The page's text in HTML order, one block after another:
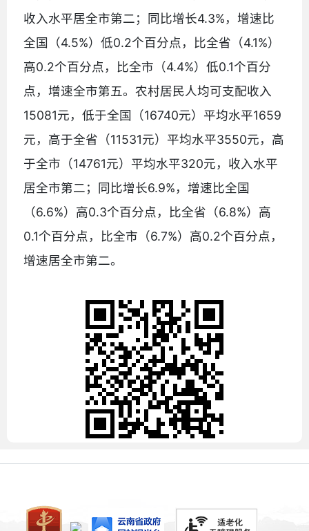
收入水平居全市第二；同比增长4.3%，增速比
全国（4.5%）低0.2个百分点，比全省（4.1%）
高0.2个百分点，比全市（4.4%）低0.1个百分
点，增速全市第五。农村居民人均可支配收入
15081元，低于全国（16740元）平均水平1659
元，高于全省（11531元）平均水平3550元，高
于全市（14761元）平均水平320元，收入水平
居全市第二；同比增长6.9%，增速比全国
（6.6%）高0.3个百分点，比全省（6.8%）高
0.1个百分点，比全市（6.7%）高0.2个百分点，
增速居全市第二。